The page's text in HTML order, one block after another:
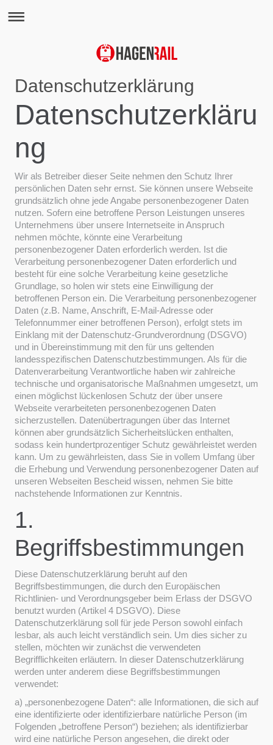
Datenschutzerklärung
Datenschutzerkläru
ng
Wir als Betreiber dieser Seite nehmen den Schutz Ihrer
persönlichen Daten sehr ernst. Sie können unsere Webseite
grundsätzlich ohne jede Angabe personenbezogener Daten
nutzen. Sofern eine betroffene Person Leistungen unseres
Unternehmens über unsere Internetseite in Anspruch
nehmen möchte, könnte eine Verarbeitung
personenbezogener Daten erforderlich werden. Ist die
Verarbeitung personenbezogener Daten erforderlich und
besteht für eine solche Verarbeitung keine gesetzliche
Grundlage, so holen wir stets eine Einwilligung der
betroffenen Person ein. Die Verarbeitung personenbezogener
Daten (z.B. Name, Anschrift, E-Mail-Adresse oder
Telefonnummer einer betroffenen Person), erfolgt stets im
Einklang mit der Datenschutz-Grundverordnung (DSGVO)
und in Übereinstimmung mit den für uns geltenden
landesspezifischen Datenschutzbestimmungen. Als für die
Datenverarbeitung Verantwortliche haben wir zahlreiche
technische und organisatorische Maßnahmen umgesetzt, um
einen möglichst lückenlosen Schutz der über unsere
Webseite verarbeiteten personenbezogenen Daten
sicherzustellen. Datenübertragungen über das Internet
können aber grundsätzlich Sicherheitslücken enthalten,
sodass kein hundertprozentiger Schutz gewährleistet werden
kann. Um zu gewährleisten, dass Sie in vollem Umfang über
die Erhebung und Verwendung personenbezogener Daten auf
unseren Webseiten Bescheid wissen, nehmen Sie bitte
nachstehende Informationen zur Kenntnis.
1.
Begriffsbestimmungen
Diese Datenschutzerklärung beruht auf den
Begriffsbestimmungen, die durch den Europäischen
Richtlinien- und Verordnungsgeber beim Erlass der DSGVO
benutzt wurden (Artikel 4 DSGVO). Diese
Datenschutzerklärung soll für jede Person sowohl einfach
lesbar, als auch leicht verständlich sein. Um dies sicher zu
stellen, möchten wir zunächst die verwendeten
Begrifflichkeiten erläutern. In dieser Datenschutzerklärung
werden unter anderem diese Begriffsbestimmungen
verwendet:
a) „personenbezogene Daten“: alle Informationen, die sich auf
eine identifizierte oder identifizierbare natürliche Person (im
Folgenden „betroffene Person“) beziehen; als identifizierbar
wird eine natürliche Person angesehen, die direkt oder